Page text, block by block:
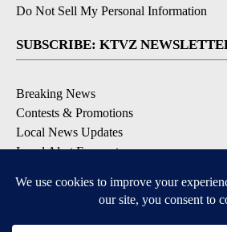
Do Not Sell My Personal Information
SUBSCRIBE: KTVZ
Breaking News
Contests & Promotions
Local News Updates
Local Alert Forecast
DOWNLOAD: KTVZ APPS